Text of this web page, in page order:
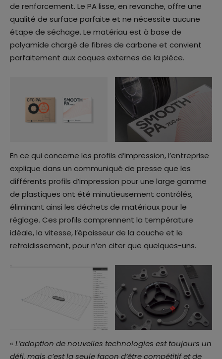
de renforcement. Le PA lisse, en revanche, offre une
qualité de surface parfaite et ne nécessite aucune
étape de séchage. Le matériau est à base de
polyamide chargé de fibres de carbone et convient
parfaitement aux coques externes de la pièce.
En ce qui concerne les profils d’impression, l’entreprise
explique dans un communiqué de presse que les
différents profils d’impression pour une large gamme
de plastiques ont été minutieusement contrôlés,
éliminant ainsi les déchets de matériaux pour le
réglage. Ces profils comprennent la température
idéale, la vitesse, l’épaisseur de la couche et le
refroidissement, pour n’en citer que quelques-uns.
« L’adoption de nouvelles technologies est toujours un
défi, mais c’est la seule façon d’être compétitif et de